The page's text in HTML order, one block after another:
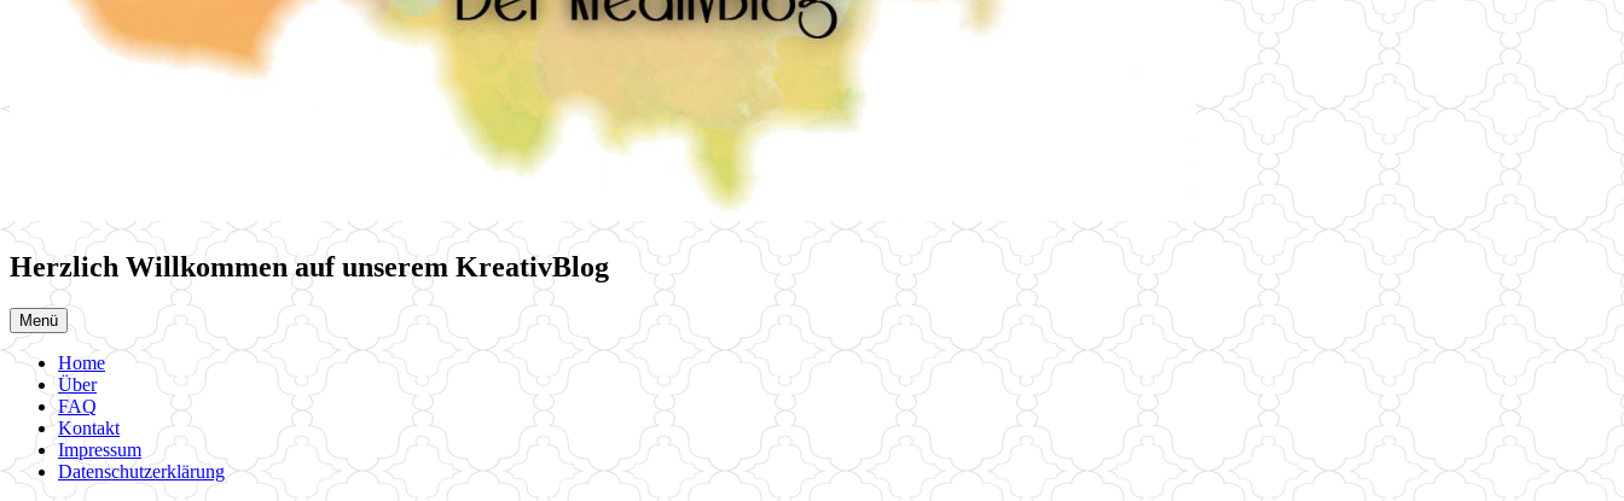
Herzlich Willkommen auf unserem KreativBlog
Menü
Home
Über
FAQ
Kontakt
Impressum
Datenschutzerklärung